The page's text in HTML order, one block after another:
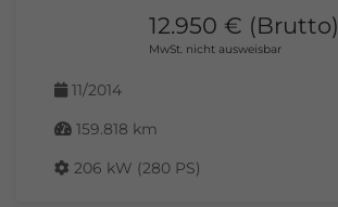
12.950 € (Brutto)
MwSt. nicht ausweisbar
11/2014
159.818 km
206 kW (280 PS)